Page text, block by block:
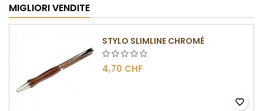
MIGLIORI VENDITE
STYLO SLIMLINE CHROMÉ
4,70 CHF
favorite_border